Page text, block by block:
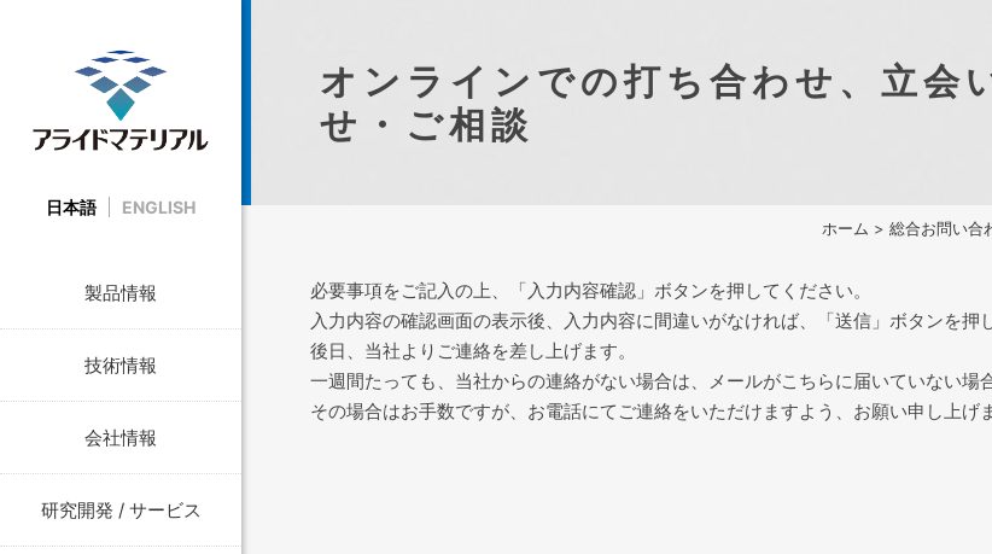
日本語 ENGLISH
製品情報
技術情報
会社情報
研究開発 / サービス
ホーム > 総合お問い合
オンラインでの打ち合わせ、立会
せ・ご相談
必要事項をご記入の上、「入力内容確認」ボタンを押してください。
入力内容の確認画面の表示後、入力内容に間違いがなければ、「送信」ボタンを押
後日、当社よりご連絡を差し上げます。
一週間たっても、当社からの連絡がない場合は、メールがこちらに届いていない場
その場合はお手数ですが、お電話にてご連絡をいただけますよう、お願い申し上げま